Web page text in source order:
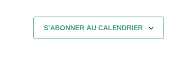
S’ABONNER AU CALENDRIER